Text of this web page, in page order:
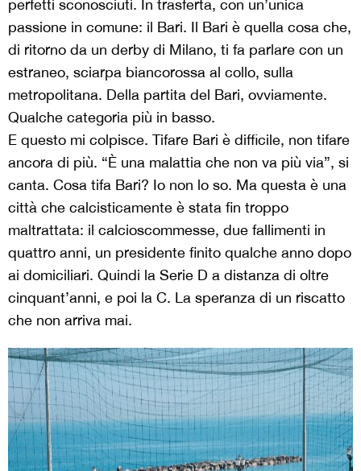
perfetti sconosciuti. In trasferta, con un’unica
passione in comune: il Bari. Il Bari è quella cosa che,
di ritorno da un derby di Milano, ti fa parlare con un
estraneo, sciarpa biancorossa al collo, sulla
metropolitana. Della partita del Bari, ovviamente.
Qualche categoria più in basso.
E questo mi colpisce. Tifare Bari è difficile, non tifare
ancora di più. “È una malattia che non va più via”, si
canta. Cosa tifa Bari? Io non lo so. Ma questa è una
città che calcisticamente è stata fin troppo
maltrattata: il calcioscommesse, due fallimenti in
quattro anni, un presidente finito qualche anno dopo
ai domiciliari. Quindi la Serie D a distanza di oltre
cinquant’anni, e poi la C. La speranza di un riscatto
che non arriva mai.